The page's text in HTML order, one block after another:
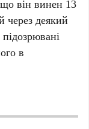
він винен 13
через деякий
в